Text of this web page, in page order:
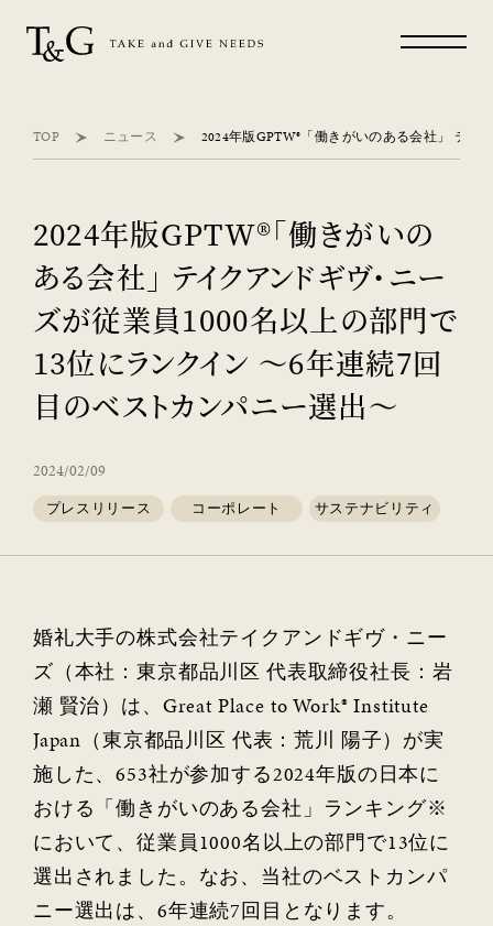
TOP ニュース
2024年版GPTW®「働きがいの
ある会社」 テイクアンドギヴ・ニー
ズが従業員1000名以上の部門で
13位にランクイン ～6年連続7回
目のベストカンパニー選出～
2024/02/09
プレスリリース コーポレート サステナビリティ
婚礼大手の株式会社テイクアンドギヴ・ニー
ズ（本社：東京都品川区 代表取締役社長：岩
瀬 賢治）は、Great Place to Work® Institute
Japan（東京都品川区 代表：荒川 陽子）が実
施した、653社が参加する2024年版の日本に
おける「働きがいのある会社」ランキング※
において、従業員1000名以上の部門で13位に
選出されました。なお、当社のベストカンパ
ニー選出は、6年連続7回目となります。